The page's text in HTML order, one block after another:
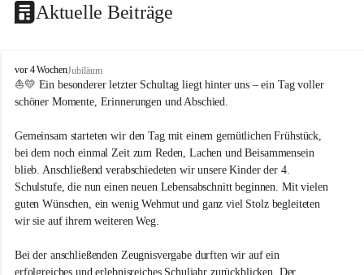
Unterrichtsqualität
Es ist uns wichtig …
durch das Angebot verschiedener Unterrichtsformen
ein motiviertes Lernklima zu schaffen.
Grundtechniken zu vermitteln und zu üben.
die Selbsttätigkeit der SchülerInnen zu fördern.
dass die SchülerInnen ihre Stärken erkennen und ihre
durch ein Angebot verschiedener Lern-, Spiel- und
Erholungsbereiche die individuellen Bedürfnisse und
Aktuelle Beiträge
V
o
l
s
s
c
h
u
l
e
t
vor 4 WochenJubiläum
⛵💛 Ein besonderer letzter Schultag liegt hinter uns – ein Tag voller
schöner Momente, Erinnerungen und Abschied.
Gemeinsam starteten wir den Tag mit einem gemütlichen Frühstück,
bei dem noch einmal Zeit zum Reden, Lachen und Beisammensein
blieb. Anschließend verabschiedeten wir unsere Kinder der 4.
Schulstufe, die nun einen neuen Lebensabschnitt beginnen. Mit vielen
guten Wünschen, ein wenig Wehmut und ganz viel Stolz begleiteten
wir sie auf ihrem weiteren Weg.
Bei der anschließenden Zeugnisvergabe durften wir auf ein
erfolgreiches und erlebnisreiches Schuljahr zurückblicken. Der